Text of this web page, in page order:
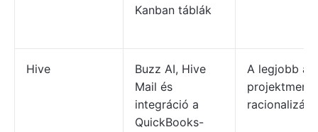
Kanban táblák
Hive
Buzz AI, Hive
Mail és
integráció a
QuickBooks-
A legjobb a